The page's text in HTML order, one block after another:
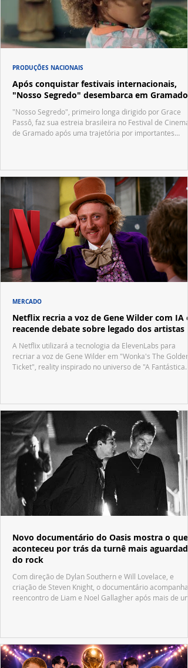
Após conquistar festivais internacionais,
"Nosso Segredo" desembarca em Gramado
"Nosso Segredo", primeiro longa dirigido por Grace
Passô, faz sua estreia brasileira no Festival de Cinema
de Gramado após uma trajetória por importantes
PRODUÇÕES NACIONAIS
Netflix recria a voz de Gene Wilder com IA e
reacende debate sobre legado dos artistas
A Netflix utilizará a tecnologia da ElevenLabs para
recriar a voz de Gene Wilder em "Wonka's The Golden
Ticket", reality inspirado no universo de "A Fantástica
MERCADO
Novo documentário do Oasis mostra o que
aconteceu por trás da turnê mais aguardada
do rock
Com direção de Dylan Southern e Will Lovelace, e
criação de Steven Knight, o documentário acompanha
reencontro de Liam e Noel Gallagher após mais de